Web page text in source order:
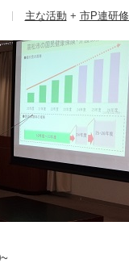
主な活動 + 市P連研